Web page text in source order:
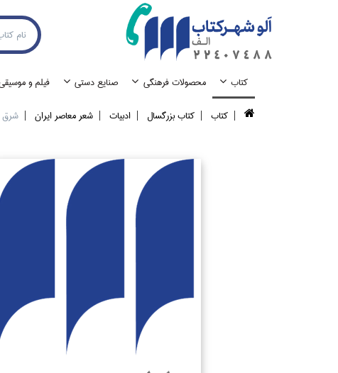
كتاب محصولات فرهنگي صنايع دستي فيلم و
كتاب
كتاب بزرگسال ادبيات شعر معاصر ايران شرق